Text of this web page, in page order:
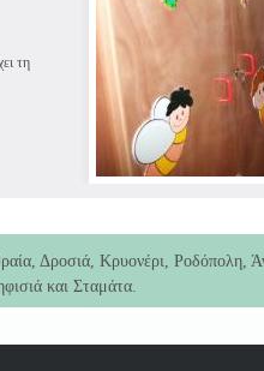
τη
Δροσιά, Κρυονέρι, Ροδόπολη,
και Σταμάτα.
(παιδιά 2 έως 5 ετών)